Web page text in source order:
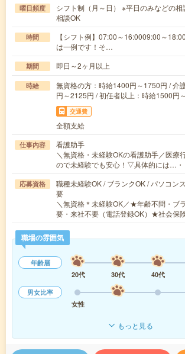
曜日頻度
シフト制（月～日） ※平日のみなどの
相談OK
時間
【シフト例】07:00～16:0009:00～
は一例です！そ…
期間 即日～2ヶ月以上
時給
無資格の方：時給1400円～1750円 / 介
円～2125円 / 初任者以上：時給1500円
交通費
全額支給
仕事内容
看護助手
＼無資格・未経験OKの看護助手／医療
ので未経験でも安心！▽具体的には…
応募資格
職種未経験OK / ブランクOK / パソコン
要
＼無資格＊未経験OK／★年齢不問・ブ
要・来社不要（電話登録OK）★社会保
職場の雰囲気
年齢層
20代
30代 40代
男女比率
女性
もっと見る